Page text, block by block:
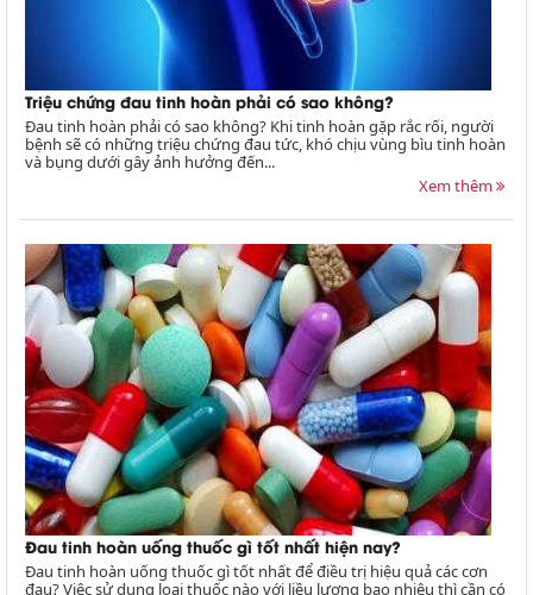
Triệu chứng đau tinh hoàn phải có sao không?
Đau tinh hoàn phải có sao không? Khi tinh hoàn gặp rắc rối, người
bệnh sẽ có những triệu chứng đau tức, khó chịu vùng bìu tinh hoàn
và bụng dưới gây ảnh hưởng đến...
Xem thêm
Đau tinh hoàn uống thuốc gì tốt nhất hiện nay?
Đau tinh hoàn uống thuốc gì tốt nhất để điều trị hiệu quả các cơn
đau? Việc sử dụng loại thuốc nào với liều lượng bao nhiêu thì cần có